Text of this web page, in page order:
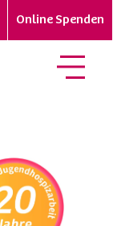
Online Spenden